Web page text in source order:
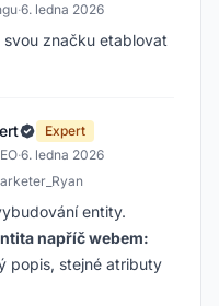
·6. ledna 2026
značku etablovat
Expert
·6. ledna 2026
entity.
napříč webem:
popis, stejné atributy